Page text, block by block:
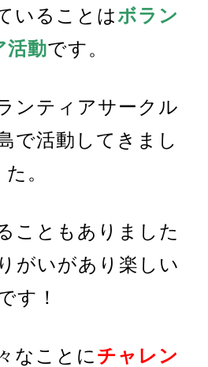
いることはボラン
活動です。
ンティアサークル
で活動してきまし
た。
こともありました
がいがあり楽しい
す！
なことに チャレン